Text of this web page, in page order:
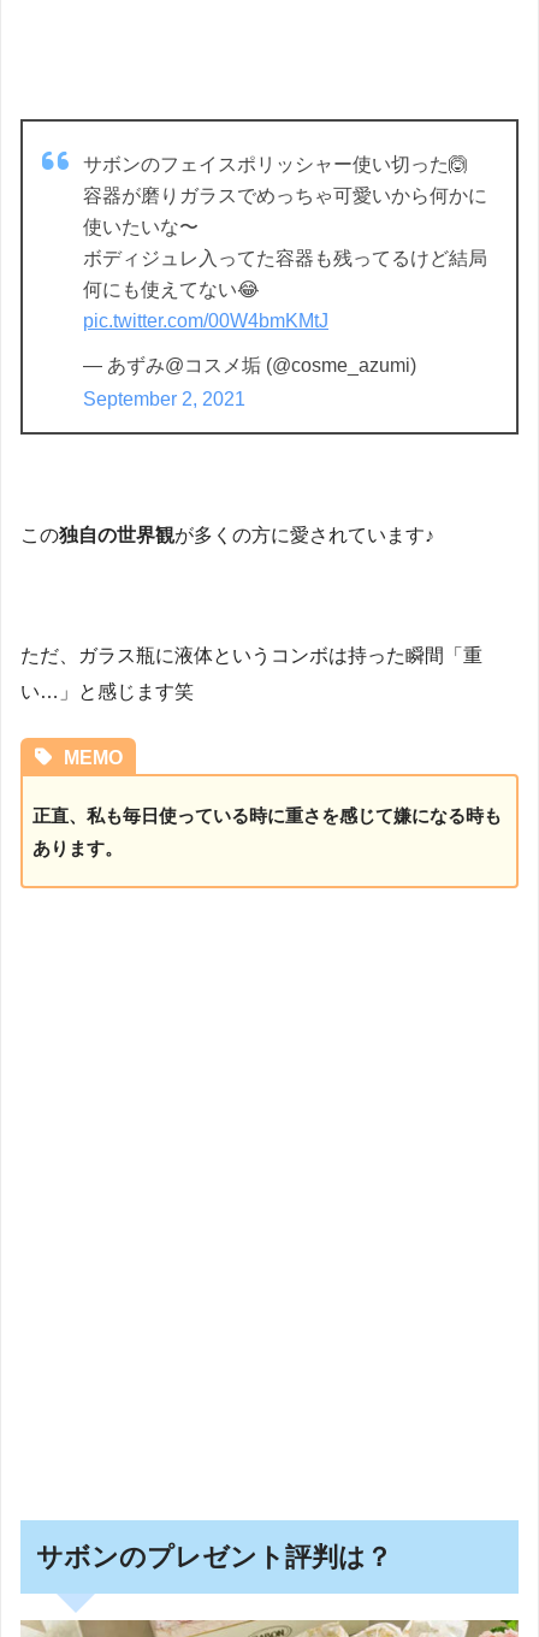
サボンのフェイスポリッシャー使い切った🙆
容器が磨りガラスでめっちゃ可愛いから何かに
使いたいな〜
ボディジュレ入ってた容器も残ってるけど結局
何にも使えてない😂
pic.twitter.com/00W4bmKMtJ
— あずみ@コスメ垢 (@cosme_azumi)
September 2, 2021
この独自の世界観が多くの方に愛されています♪
ただ、ガラス瓶に液体というコンボは持った瞬間「重
い…」と感じます笑
MEMO
正直、私も毎日使っている時に重さを感じて嫌になる時も
あります。
サボンのプレゼント評判は？